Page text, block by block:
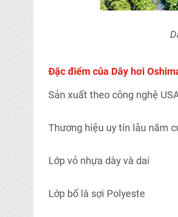
Đặc điểm của Dây hơi
Sản xuất theo công nghệ
Thương hiệu uy tín lâu năm
Lớp vỏ nhựa dày và dai
Lớp bố là sợi Polyeste